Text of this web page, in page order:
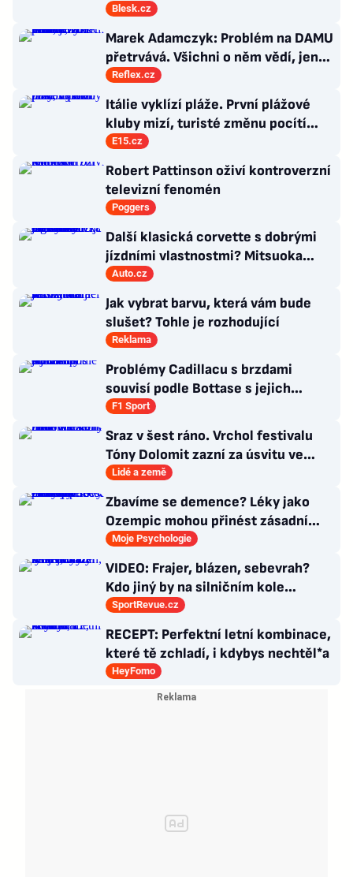
exšéf Správy železnic
Blesk.cz
Marek Adamczyk: Problém na DAMU
přetrvává. Všichni o něm vědí, jen
moc nevědí, co s ním
Reflex.cz
Itálie vyklízí pláže. První plážové
kluby mizí, turisté změnu pocítí
brzy
E15.cz
Robert Pattinson oživí kontroverzní
televizní fenomén
Poggers
Další klasická corvette s dobrými
jízdními vlastnostmi? Mitsuoka
znovu využije legendární MX-5
Auto.cz
Jak vybrat barvu, která vám bude
slušet? Tohle je rozhodující
Reklama
Problémy Cadillacu s brzdami
souvisí podle Bottase s jejich
chlazením
F1 Sport
Sraz v šest ráno. Vrchol festivalu
Tóny Dolomit zazní za úsvitu ve
3000 metrech
Lidé a země
Zbavíme se demence? Léky jako
Ozempic mohou přinést zásadní
průlom v léčbě Alzheimerovy
Moje Psychologie
VIDEO: Frajer, blázen, sebevrah?
Kdo jiný by na silničním kole
dokázal tyhle triky?
SportRevue.cz
RECEPT: Perfektní letní kombinace,
které tě zchladí, i kdybys nechtěl*a
HeyFomo